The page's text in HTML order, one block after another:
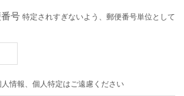
号 特定されすぎないよう、郵便番号単位として
人情報、個人特定はご遠慮ください